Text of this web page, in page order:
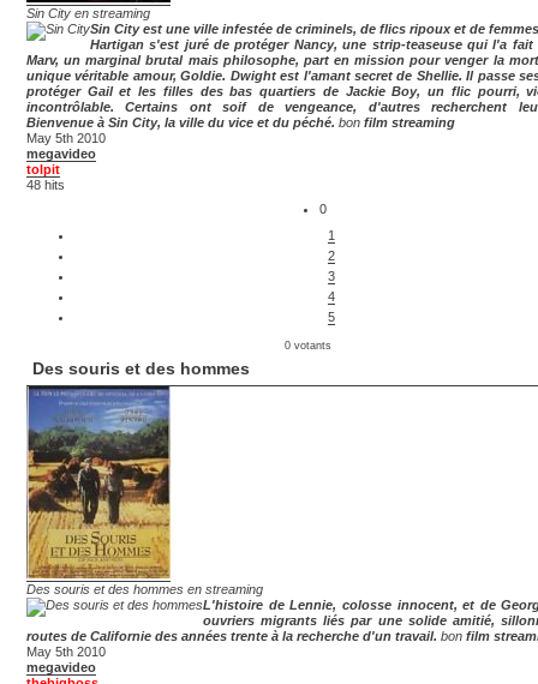
Sin City en streaming
Sin City est une ville infestée de criminels, de flics ripoux et de
Hartigan s'est juré de protéger Nancy, une strip-teaseuse qui l'a fait
Marv, un marginal brutal mais philosophe, part en mission pour venger la
unique véritable amour, Goldie. Dwight est l'amant secret de Shellie. Il passe
protéger Gail et les filles des bas quartiers de Jackie Boy, un flic pourri,
incontrôlable. Certains ont soif de vengeance, d'autres recherchent
Bienvenue à Sin City, la ville du vice et du péché. bon film streaming
May 5th 2010
megavideo
tolpit
48 hits
0
1
2
3
4
5
0 votants
Des souris et des hommes
Des souris et des hommes en streaming
L'histoire de Lennie, colosse innocent, et de
ouvriers migrants liés par une solide amitié,
routes de Californie des années trente à la recherche d'un travail. bon film
May 5th 2010
megavideo